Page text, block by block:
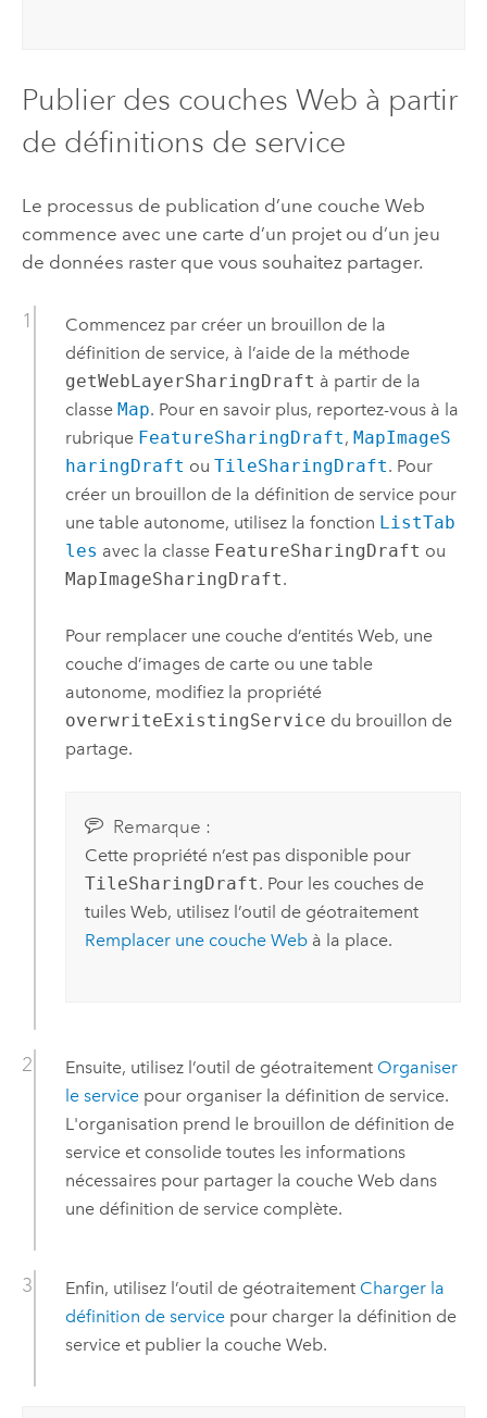
Publier des couches Web à partir
de définitions de service
Le processus de publication d’une couche Web
commence avec une carte d’un projet ou d’un jeu
de données raster que vous souhaitez partager.
Commencez par créer un brouillon de la
définition de service, à l’aide de la méthode
getWebLayerSharingDraft à partir de la
classe Map. Pour en savoir plus, reportez-vous à la
rubrique FeatureSharingDraft, MapImageS
haringDraft ou TileSharingDraft. Pour
créer un brouillon de la définition de service pour
une table autonome, utilisez la fonction ListTab
les avec la classe FeatureSharingDraft ou
MapImageSharingDraft.
Pour remplacer une couche d’entités Web, une
couche d’images de carte ou une table
autonome, modifiez la propriété
overwriteExistingService du brouillon de
partage.
Remarque :
Cette propriété n’est pas disponible pour
TileSharingDraft. Pour les couches de
tuiles Web, utilisez l’outil de géotraitement
Remplacer une couche Webà la place.
Ensuite, utilisez l’outil de géotraitement Organiser
le servicepour organiser la définition de service.
L'organisation prend le brouillon de définition de
service et consolide toutes les informations
nécessaires pour partager la couche Web dans
une définition de service complète.
Enfin, utilisez l’outil de géotraitement Charger la
définition de servicepour charger la définition de
service et publier la couche Web.